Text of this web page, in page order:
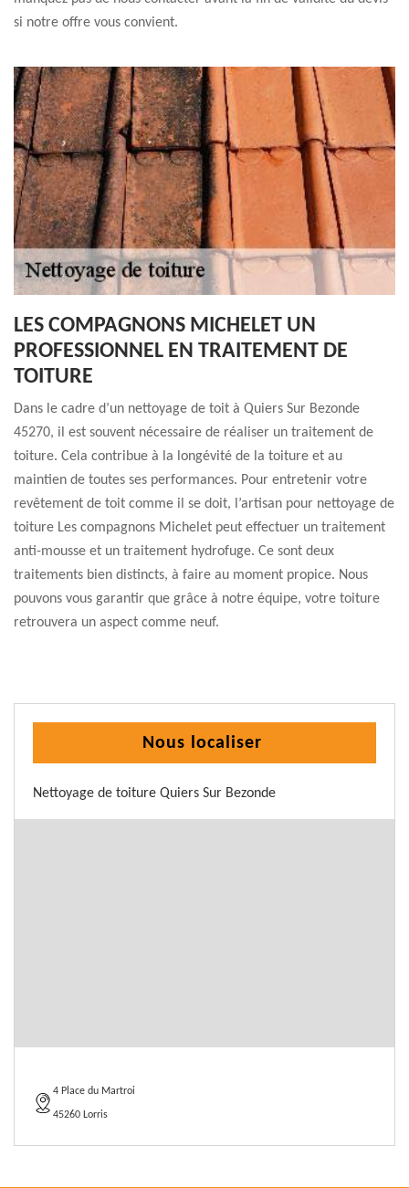
si notre offre vous convient.
LES COMPAGNONS MICHELET UN
PROFESSIONNEL EN TRAITEMENT DE
TOITURE
Dans le cadre d’un nettoyage de toit à Quiers Sur Bezonde
45270, il est souvent nécessaire de réaliser un traitement de
toiture. Cela contribue à la longévité de la toiture et au
maintien de toutes ses performances. Pour entretenir votre
revêtement de toit comme il se doit, l’artisan pour nettoyage de
toiture Les compagnons Michelet peut effectuer un traitement
anti-mousse et un traitement hydrofuge. Ce sont deux
traitements bien distincts, à faire au moment propice. Nous
pouvons vous garantir que grâce à notre équipe, votre toiture
retrouvera un aspect comme neuf.
Nous localiser
Nettoyage de toiture Quiers Sur Bezonde
4 Place du Martroi
45260 Lorris